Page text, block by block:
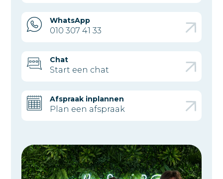
WhatsApp
010 307 41 33
Chat
Start een chat
Afspraak inplannen
Plan een afspraak